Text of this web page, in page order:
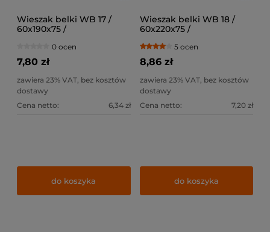
Wieszak belki WB 17 /
60x190x75 /
0 ocen
7,80 zł
zawiera 23% VAT, bez kosztów
dostawy
Cena netto:
6,34 zł
do koszyka
Wieszak belki WB 18 /
60x220x75 /
5 ocen
8,86 zł
zawiera 23% VAT, bez kosztów
dostawy
Cena netto:
7,20 zł
do koszyka